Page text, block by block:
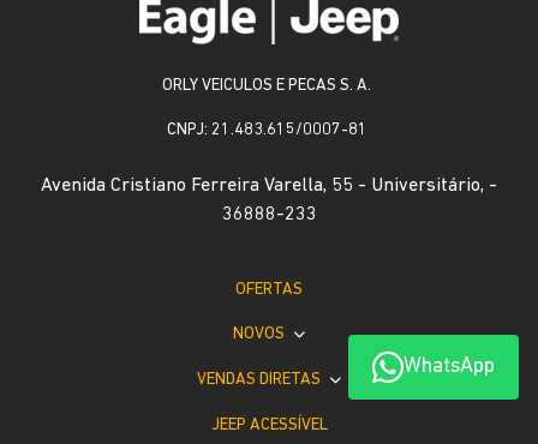
WhatsApp
ORLY VEICULOS E PECAS S. A.
CNPJ: 21.483.615/0007-81
Avenida Cristiano Ferreira Varella, 55 - Universitário, -
36888-233
OFERTAS
NOVOS
VENDAS DIRETAS
JEEP ACESSÍVEL